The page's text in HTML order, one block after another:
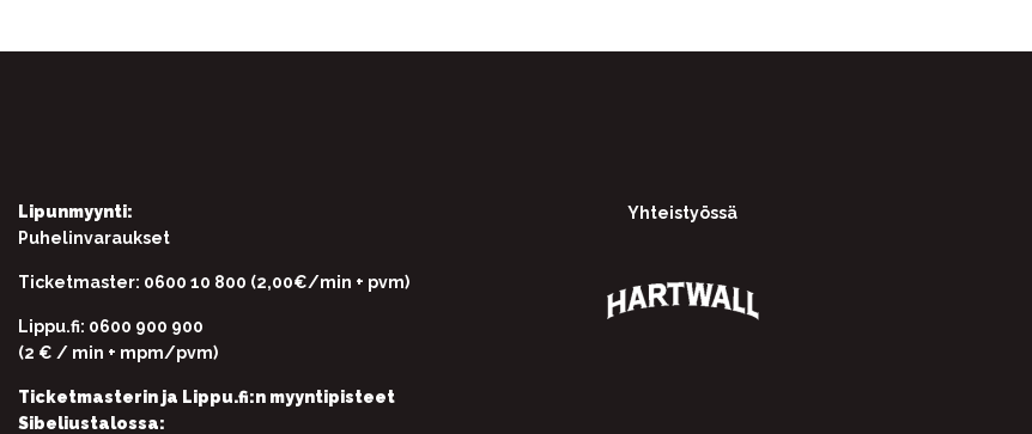
Lipunmyynti:
Puhelinvaraukset
Ticketmaster: 0600 10 800 (2,00€/min + pvm)
Lippu.fi: 0600 900 900
(2 € / min + mpm/pvm)
Ticketmasterin ja Lippu.fi:n myyntipisteet
Sibeliustalossa:
Yhteistyössä